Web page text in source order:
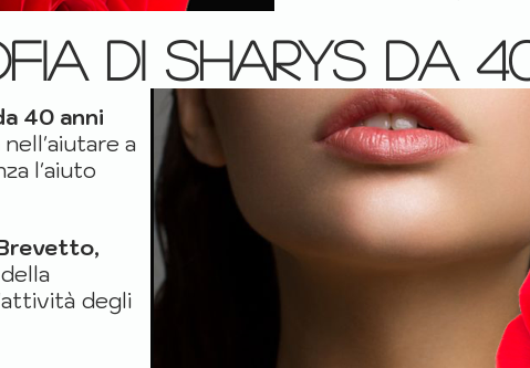
di Sharys da
40 anni
a
l'aiuto
degli